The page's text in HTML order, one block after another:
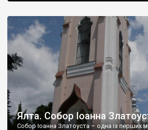
Ялта. Собор Іоанна
Собор Іоанна Златоуста – одна із перших